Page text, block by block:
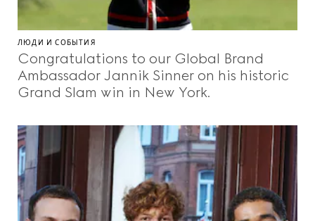
ЛЮДИ И СОБЫТИЯ
Congratulations to our Global Brand
Ambassador Jannik Sinner on his historic
Grand Slam win in New York.